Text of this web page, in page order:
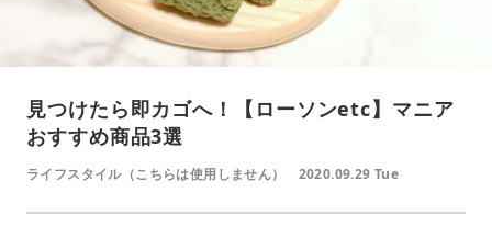
見つけたら即カゴへ！【ローソンetc】マニア
おすすめ商品3選
ライフスタイル（こちらは使用しません） 2020.09.29 Tue